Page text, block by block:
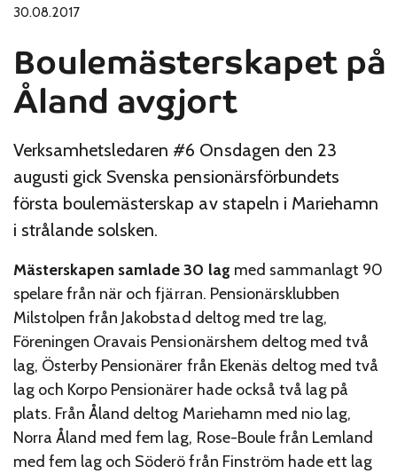
30.08.2017
Boulemästerskapet på
Åland avgjort
Verksamhetsledaren #6 Onsdagen den 23
augusti gick Svenska pensionärsförbundets
första boulemästerskap av stapeln i Mariehamn
i strålande solsken.
Mästerskapen samlade 30 lag med sammanlagt 90
spelare från när och fjärran. Pensionärsklubben
Milstolpen från Jakobstad deltog med tre lag,
Föreningen Oravais Pensionärshem deltog med två
lag, Österby Pensionärer från Ekenäs deltog med två
lag och Korpo Pensionärer hade också två lag på
plats. Från Åland deltog Mariehamn med nio lag,
Norra Åland med fem lag, Rose-Boule från Lemland
med fem lag och Söderö från Finström hade ett lag